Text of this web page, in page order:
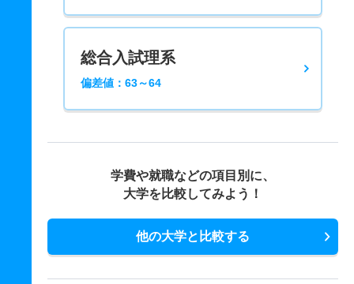
総合入試理系
偏差値：63～64
学費や就職などの項目別に、
大学を比較してみよう！
他の大学と比較する